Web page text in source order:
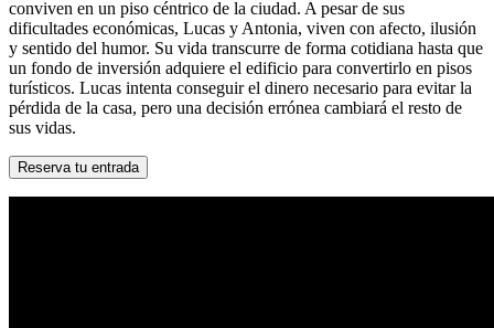
conviven en un piso céntrico de la ciudad. A pesar de sus
dificultades económicas, Lucas y Antonia, viven con afecto, ilusión
y sentido del humor. Su vida transcurre de forma cotidiana hasta que
un fondo de inversión adquiere el edificio para convertirlo en pisos
turísticos. Lucas intenta conseguir el dinero necesario para evitar la
pérdida de la casa, pero una decisión errónea cambiará el resto de
sus vidas.
Reserva tu entrada